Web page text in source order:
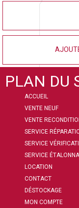
PLAN DU
ACCUEIL
VENTE NEUF
VENTE
SERVICE
SERVICE
SERVICE
LOCATION
CONTACT
DÉSTOCKAGE
MON COMPTE